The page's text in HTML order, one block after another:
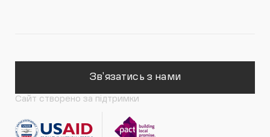
Зв'язатись з нами
Сайт створено за підтримки